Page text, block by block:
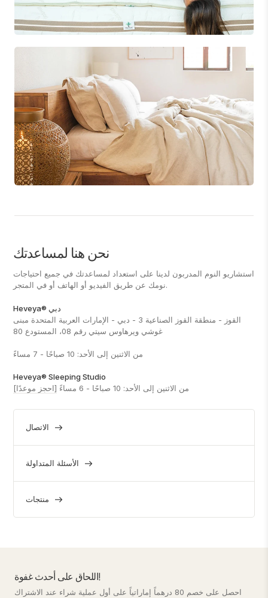
نحن هنا لمساعدتك
استشاريو النوم المدربون لدينا على استعداد لمساعدتك في جميع احتياجات
نومك عن طريق الفيديو أو الهاتف أو في المتجر.
Heveya® دبي
القوز - منطقة القوز الصناعية 3 - دبي - الإمارات العربية المتحدة مبنى
غوشي ويرهاوس سيتي رقم 08، المستودع 80
من الاثنين إلى الأحد: 10 صباحًا - 7 مساءً
Heveya® Sleeping Studio
من الاثنين إلى الأحد: 10 صباحًا - 6 مساءً
[احجز موعدًا]
الاتصال
الأسئلة المتداولة
منتجات
اللحاق على أحدث غفوة!
احصل على خصم 80 درهماً إماراتياً على أول عملية شراء عند الاشتراك